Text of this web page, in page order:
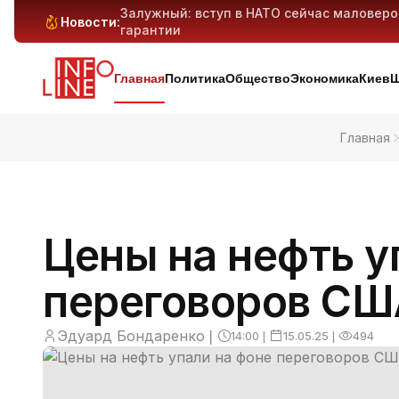
Новости:
Залужный: вступ в НАТО сейчас
гарантии
Антибиотикорезистентность у детей
Генеративный ИИ может вытеснить
Киев и область под массированным
ГлавнаяПолитикаОбществоЭкономикаКиев
Главная
Цены на нефть
переговоров
Эдуард Бондаренко ❘ 14:00 ❘ 15.05.25 ❘ 494